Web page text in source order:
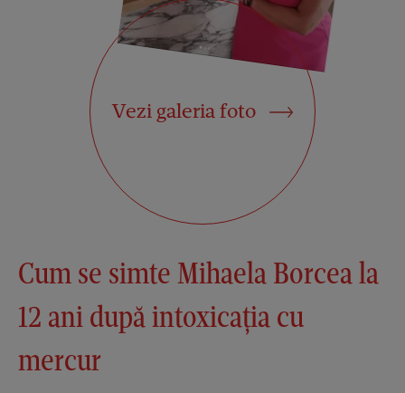
Vezi galeria foto
Cum se simte Mihaela Borcea la
12 ani după intoxicația cu
mercur